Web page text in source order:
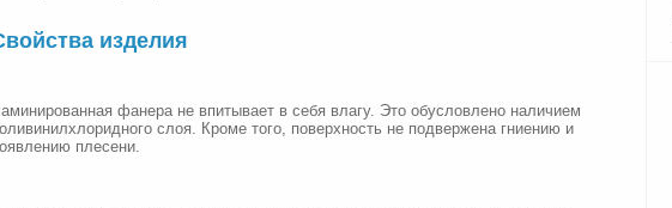
изделия
фанера не впитывает в себя влагу. Это обусловлено наличием
слоя. Кроме того, поверхность не подвержена гниению и
плесени.